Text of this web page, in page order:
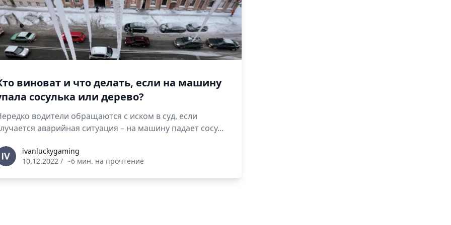
виноват и что делать, если на машину
сосулька или дерево?
водители обращаются с иском в суд, если
аварийная ситуация – на машину падает сосу...
ivanluckygaming
10.12.2022 / ~6 мин. на прочтение